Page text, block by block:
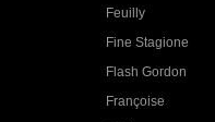
Feuilly
Fine Stagione
Flash Gordon
Françoise